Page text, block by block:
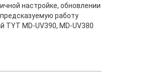
настройке, обновлении
работу
MD-UV390, MD-UV380